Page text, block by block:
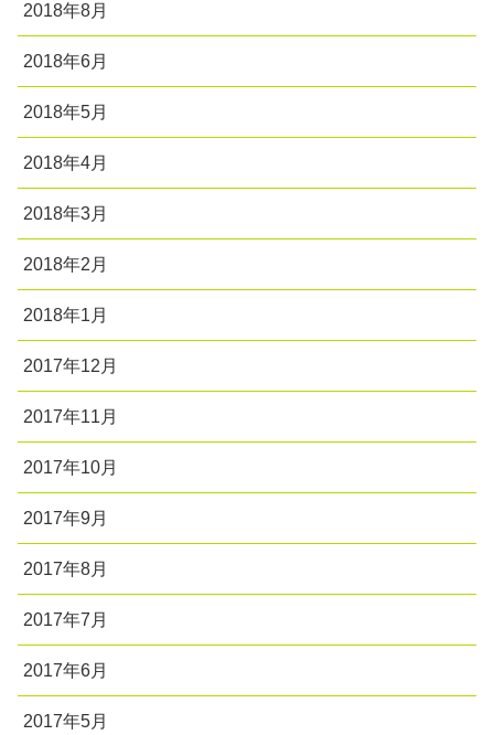
2018年8月
2018年6月
2018年5月
2018年4月
2018年3月
2018年2月
2018年1月
2017年12月
2017年11月
2017年10月
2017年9月
2017年8月
2017年7月
2017年6月
2017年5月